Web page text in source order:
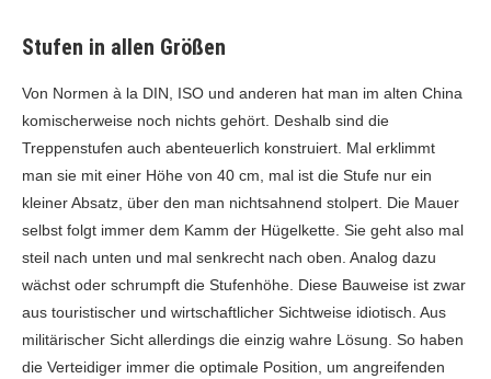
Stufen in allen Größen
Von Normen à la DIN, ISO und anderen hat man im alten China
komischerweise noch nichts gehört. Deshalb sind die
Treppenstufen auch abenteuerlich konstruiert. Mal erklimmt
man sie mit einer Höhe von 40 cm, mal ist die Stufe nur ein
kleiner Absatz, über den man nichtsahnend stolpert. Die Mauer
selbst folgt immer dem Kamm der Hügelkette. Sie geht also mal
steil nach unten und mal senkrecht nach oben. Analog dazu
wächst oder schrumpft die Stufenhöhe. Diese Bauweise ist zwar
aus touristischer und wirtschaftlicher Sichtweise idiotisch. Aus
militärischer Sicht allerdings die einzig wahre Lösung. So haben
die Verteidiger immer die optimale Position, um angreifenden